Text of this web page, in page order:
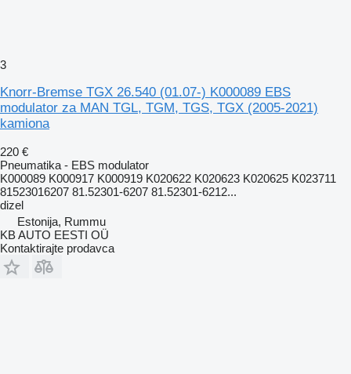
3
Knorr-Bremse TGX 26.540 (01.07-) K000089 EBS
modulator za MAN TGL, TGM, TGS, TGX (2005-2021)
kamiona
220 €
Pneumatika - EBS modulator
K000089 K000917 K000919 K020622 K020623 K020625 K023711
81523016207 81.52301-6207 81.52301-6212...
dizel
Estonija, Rummu
KB AUTO EESTI OÜ
Kontaktirajte prodavca